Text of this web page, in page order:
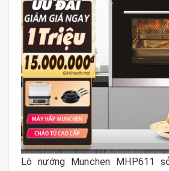
Lò nướng Munchen MHP611